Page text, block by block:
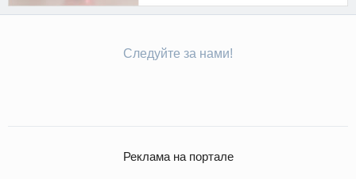
Следуйте за нами!
Реклама на портале